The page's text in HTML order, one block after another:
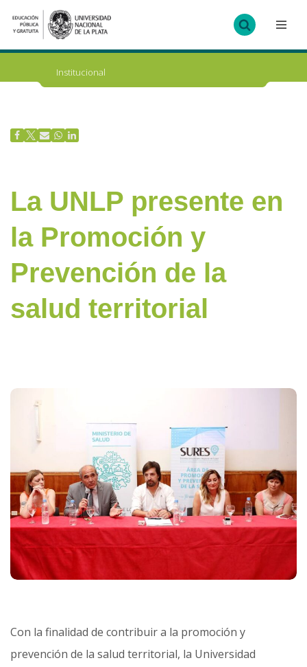
Ir
al
Institucional
La UNLP presente en
la Promoción y
Prevención de la
salud territorial
Con la finalidad de contribuir a la promoción y
prevención de la salud territorial, la Universidad